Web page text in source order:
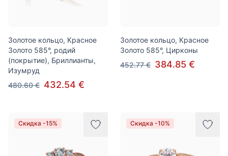
Золотое кольцо, Красное
Золото 585°, родий
(покрытие), Бриллианты,
Изумруд
480.60 € 432.54 €
Золотое кольцо, Красное
Золото 585°, Цирконы
452.77 € 384.85 €
Скидка -15% Скидка -10%